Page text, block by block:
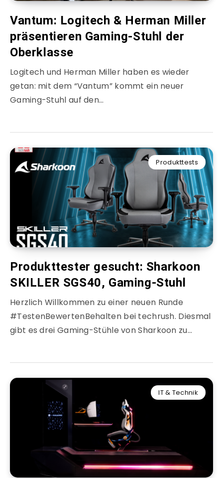
Vantum: Logitech & Herman Miller
präsentieren Gaming-Stuhl der
Oberklasse
Logitech und Herman Miller haben es wieder
getan: mit dem “Vantum” kommt ein neuer
Gaming-Stuhl auf den…
Produkttests
Produkttester gesucht: Sharkoon
SKILLER SGS40, Gaming-Stuhl
Herzlich Willkommen zu einer neuen Runde
#TestenBewertenBehalten bei techrush. Diesmal
gibt es drei Gaming-Stühle von Sharkoon zu…
IT & Technik